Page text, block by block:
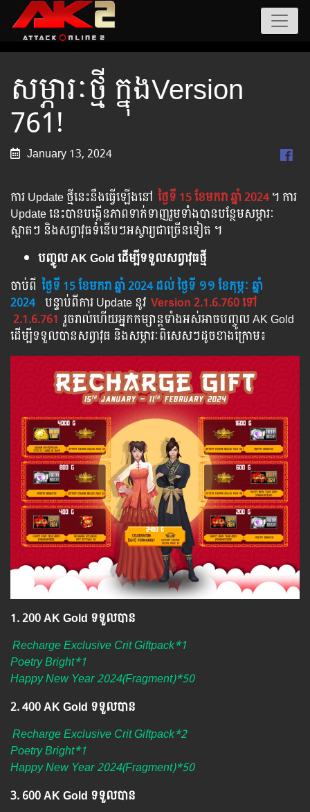
សម្ភារៈថ្មី ក្នុងVersion
761!
January 13, 2024
ការ Update ថ្មីនេះនឹងធ្វើឡើងនៅ​ ថ្ងៃទី 15 ខែមករា ឆ្នាំ 2024។​​ ការ
Update នេះបានបង្កើនភាពទាក់ទាញរួមទាំងបានបន្ថែមសម្ភារៈ
ស្អាតៗ និងសព្វាវុធទំនើបៗអស្ចារ្យជាច្រើនទៀត ។
បញ្ចូល AK Gold ដើម្បីទទួលសព្វាវុធថ្មី
ចាប់ពី ​​ ថ្ងៃទី 15 ខែមករា ឆ្នាំ 2024ដល់​ ថ្ងៃទី ១១ ខែកុម្ភៈ ឆ្នាំ
2024 បន្ទាប់​​ពី​​ការ ​Update ​នូវ ​ Version 2.1.6.760 ទៅ​
2.1.6.761 រួច​​រាល់​​ហើយ​​អ្នក​​កម្សាន្ដ​​ទាំង​​អស់​​អាច​​បញ្ចូល​ AK Gold ​​
​ដើម្បី​​ទទួល​​បាន​សព្វាវុធ​ និង​​សម្ភារៈ​ពិសេស​ៗ​ដូច​ខាង​ក្រោម៖​
1.​ 200 AK Gold ទទួលបាន
Recharge Exclusive Crit Giftpack*1
Poetry Bright*1
Happy New Year 2024(Fragment)*50
2.​ 400 AK Gold ទទួលបាន
Recharge Exclusive Crit Giftpack*2
Poetry Bright*1
Happy New Year 2024(Fragment)*50
3.​ 600 AK Gold ទទួលបាន